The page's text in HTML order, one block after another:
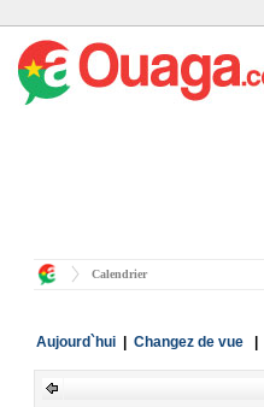
Calendrier
Aujourd`hui| Changez de vue|